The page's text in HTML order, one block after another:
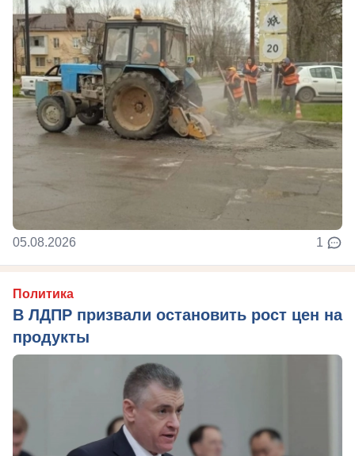
05.08.2026 1
Политика
В ЛДПР призвали остановить рост цен на
продукты